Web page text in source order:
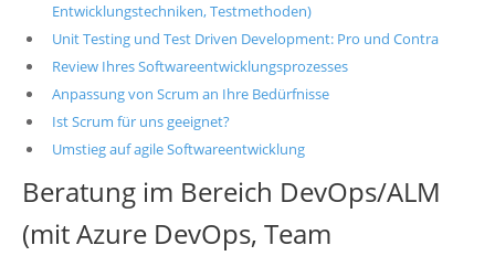
Entwicklungstechniken, Testmethoden)
Unit Testing und Test Driven Development: Pro und Contra
Review Ihres Softwareentwicklungsprozesses
Anpassung von Scrum an Ihre Bedürfnisse
Ist Scrum für uns geeignet?
Umstieg auf agile Softwareentwicklung
Beratung im Bereich DevOps/ALM
(mit Azure DevOps, Team